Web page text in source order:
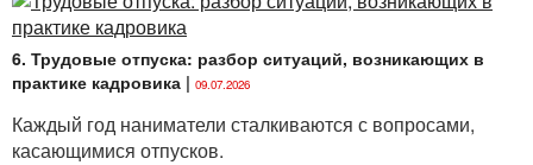
6. Трудовые отпуска: разбор ситуаций, возникающих в
практике кадровика | 09.07.2026
Каждый год наниматели сталкиваются с вопросами,
касающимися отпусков.